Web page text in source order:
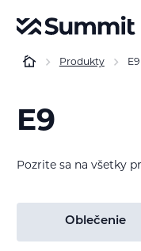
Produkty E9
E9
Pozrite sa na všetky
Oblečenie